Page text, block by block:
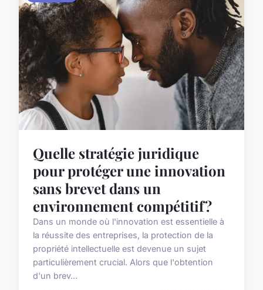
Quelle stratégie juridique
pour protéger une innovation
sans brevet dans un
environnement compétitif?
Dans un monde où l'innovation est essentielle à
la réussite des entreprises, la protection de la
propriété intellectuelle est devenue un sujet
particulièrement crucial. Alors que l'obtention
d'un brev...